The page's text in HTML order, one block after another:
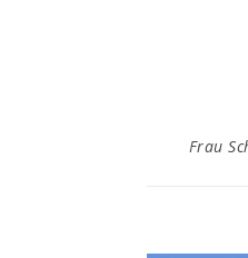
Frau